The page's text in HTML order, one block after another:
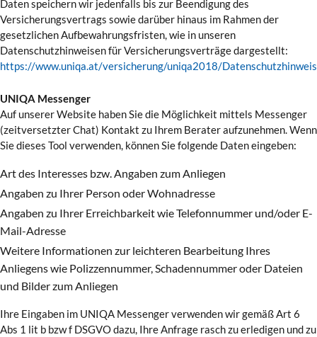
Daten speichern wir jedenfalls bis zur Beendigung des
Versicherungsvertrags sowie darüber hinaus im Rahmen der
gesetzlichen Aufbewahrungsfristen, wie in unseren
Datenschutzhinweisen für Versicherungsverträge dargestellt:
https://www.uniqa.at/versicherung/uniqa2018/
UNIQA Messenger
Auf unserer Website haben Sie die Möglichkeit mittels Messenger
(zeitversetzter Chat) Kontakt zu Ihrem Berater aufzunehmen. Wenn
Sie dieses Tool verwenden, können Sie folgende Daten eingeben:
Art des Interesses bzw. Angaben zum Anliegen
Angaben zu Ihrer Person oder Wohnadresse
Angaben zu Ihrer Erreichbarkeit wie Telefonnummer und/oder E-
Mail-Adresse
Weitere Informationen zur leichteren Bearbeitung Ihres
Anliegens wie Polizzennummer, Schadennummer oder Dateien
und Bilder zum Anliegen
Ihre Eingaben im UNIQA Messenger verwenden wir gemäß Art 6
Abs 1 lit b bzw f DSGVO dazu, Ihre Anfrage rasch zu erledigen und zu